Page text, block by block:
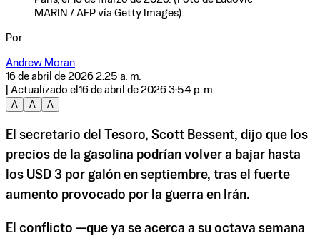
MARIN / AFP vía Getty Images).
Por
Andrew Moran
16 de abril de 2026 2:25 a. m.
| Actualizado el 16 de abril de 2026 3:54 p. m.
A
A A
El secretario del Tesoro, Scott Bessent, dijo que los
precios de la gasolina podrían volver a bajar hasta
los USD 3 por galón en septiembre, tras el fuerte
aumento provocado por la guerra en Irán.
El conflicto —que ya se acerca a su octava semana